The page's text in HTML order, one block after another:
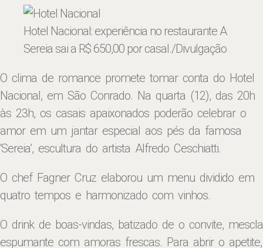
Hotel Nacional: experiência no restaurante A
Sereia sai a R$ 650,00 por casal./Divulgação
O clima de romance promete tomar conta do Hotel
Nacional, em São Conrado. Na quarta (12), das 20h
às 23h, os casais apaixonados poderão celebrar o
amor em um jantar especial aos pés da famosa
‘Sereia’, escultura do artista Alfredo Ceschiatti.
O chef Fagner Cruz elaborou um menu dividido em
quatro tempos e harmonizado com vinhos.
O drink de boas-vindas, batizado de o convite, mescla
espumante com amoras frescas. Para abrir o apetite,